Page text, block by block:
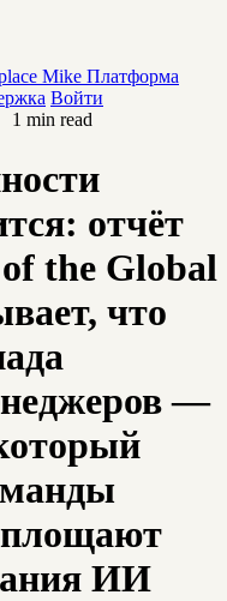
Mike Платформа
Войти
1 min read
отчёт
the Global
что
—
ИИ